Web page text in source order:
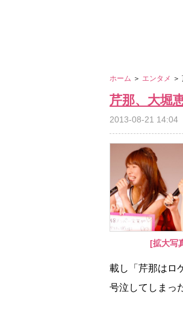
ホーム ＞ エンタメ
芹那、大堀
2013-08-21 14:04
[拡大写
載し「芹那はロ
号泣してしまっ